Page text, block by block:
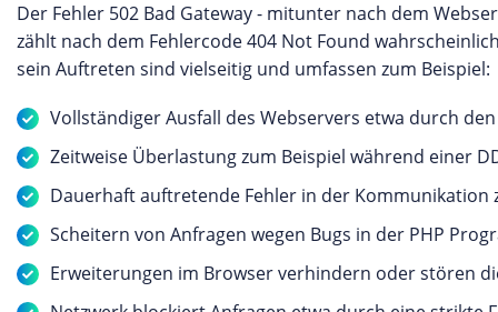
Der Fehler 502 Bad Gateway - mitunter nach dem
zählt nach dem Fehlercode 404 Not Found
sein Auftreten sind vielseitig und umfassen zum Beispiel:
Vollständiger Ausfall des Webservers etwa durch
Zeitweise Überlastung zum Beispiel während einer
Dauerhaft auftretende Fehler in der Kommunikation
Scheitern von Anfragen wegen Bugs in der PHP
Erweiterungen im Browser verhindern oder stören